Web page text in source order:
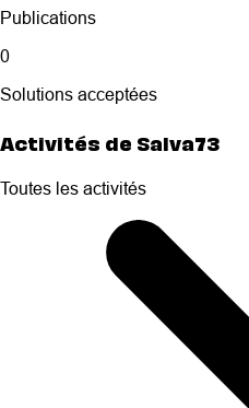
Publications
0
Solutions acceptées
Activités de Salva73
Toutes les activités